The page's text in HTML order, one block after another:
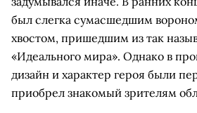
был слегка сумасшедшим
хвостом, пришедшим из так
«Идеального мира». Однако в
дизайн и характер героя были
приобрел знакомый зрителям